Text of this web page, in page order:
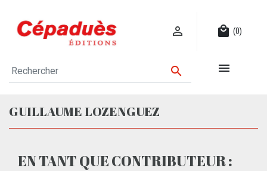
 local_mall (0)
 
GUILLAUME LOZENGUEZ
EN TANT QUE CONTRIBUTEUR :